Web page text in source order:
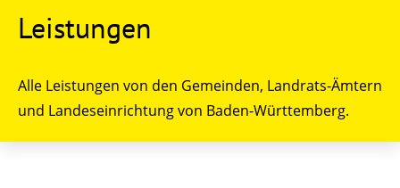
Leistungen
Alle Leistungen von den Gemeinden, Landrats-Ämtern
und Landeseinrichtung von Baden-Württemberg.